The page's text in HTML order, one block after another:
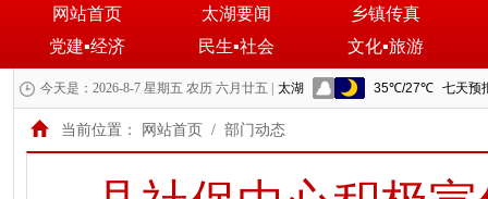
网站首页 太湖要闻
乡镇传真
党建▪经济
民生▪社会 文化▪旅游
今天是：2026-8-7 星期五 农历 六月廿五 |
当前位置： 网站首页 / 部门动态